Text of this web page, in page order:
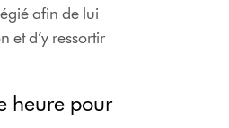
afin de lui
et d’y ressortir
heure pour